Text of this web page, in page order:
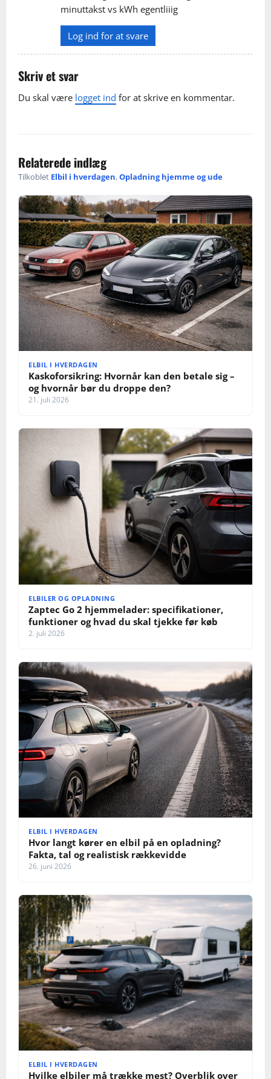
i
o
n
minuttakst vs kWh egentliiig
Log ind for at svare
Skriv et svar
Du skal være logget ind for at skrive en kommentar.
Relaterede indlæg
Tilkoblet Elbil i hverdagen,Opladning hjemme og ude
ELBIL I HVERDAGEN
Kaskoforsikring: Hvornår kan den betale sig –
og hvornår bør du droppe den?
21. juli 2026
ELBILER OG OPLADNING
Zaptec Go 2 hjemmelader: specifikationer,
funktioner og hvad du skal tjekke før køb
2. juli 2026
ELBIL I HVERDAGEN
Hvor langt kører en elbil på en opladning?
Fakta, tal og realistisk rækkevidde
26. juni 2026
ELBIL I HVERDAGEN
Hvilke elbiler må trække mest? Overblik over